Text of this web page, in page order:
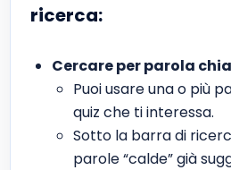
ricerca:
Cercare per parola
Puoi usare una o più
quiz che ti interessa.
Sotto la barra di
parole “calde” già